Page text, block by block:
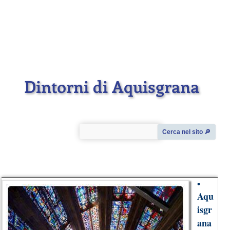
Dintorni di Aquisgrana
Cerca nel sito 🔎︎
•
Aqu
isgr
ana